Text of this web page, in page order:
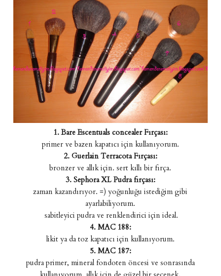
1. Bare Escentuals concealer Fırçası:
primer ve bazen kapatıcı için kullanıyorum.
2. Guerlain Terracota Fırçası:
bronzer ve allık için. sert kıllı bir fırça.
3. Sephora XL Pudra fırçası:
zaman kazandırıyor. =) yoğunluğu istediğim gibi
ayarlabiliyorum.
sabitleyici pudra ve renklendirici için ideal.
4. MAC 188:
likit ya da toz kapatıcı için kullanıyorum.
5. MAC 187:
pudra primer, mineral fondoten öncesi ve sonrasında